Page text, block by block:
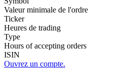
Valeur minimale de l'ordre
Ticker
Heures de trading
Type
Hours of accepting orders
ISIN
Ouvrez un compte.